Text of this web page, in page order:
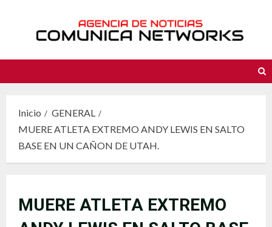
contenido
Inicio
GENERAL
MUERE ATLETA EXTREMO ANDY LEWIS EN SALTO
BASE EN UN CAÑON DE UTAH.
MUERE ATLETA EXTREMO